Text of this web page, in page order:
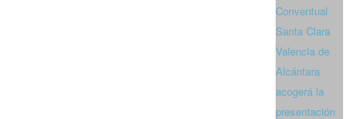
Conventual
Santa Clara
Valencia de
Alcántara
acogerá la
presentación